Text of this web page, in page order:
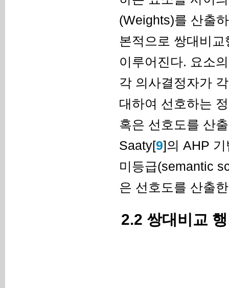
(Weights)를 산출
본적으로 쌍대비
이루어진다. 요소
각 의사결정자가
대하여 선호하는
혹은 선호도를 산
Saaty[9]의 AHP
미등급(semantic
은 선호도를 산출
2.2 쌍대비교